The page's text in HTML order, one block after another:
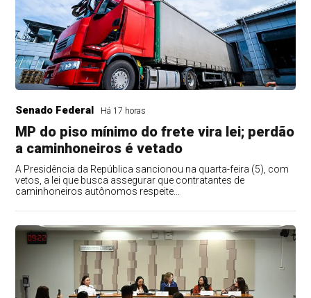
Senado Federal Há 17 horas
MP do piso mínimo do frete vira lei; perdão
a caminhoneiros é vetado
A Presidência da República sancionou na quarta-feira (5), com
vetos, a lei que busca assegurar que contratantes de
caminhoneiros autônomos respeite...